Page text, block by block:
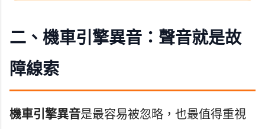
二、機車引擎異音：聲音就是故
障線索
機車引擎異音是最容易被忽略，也最值得重視